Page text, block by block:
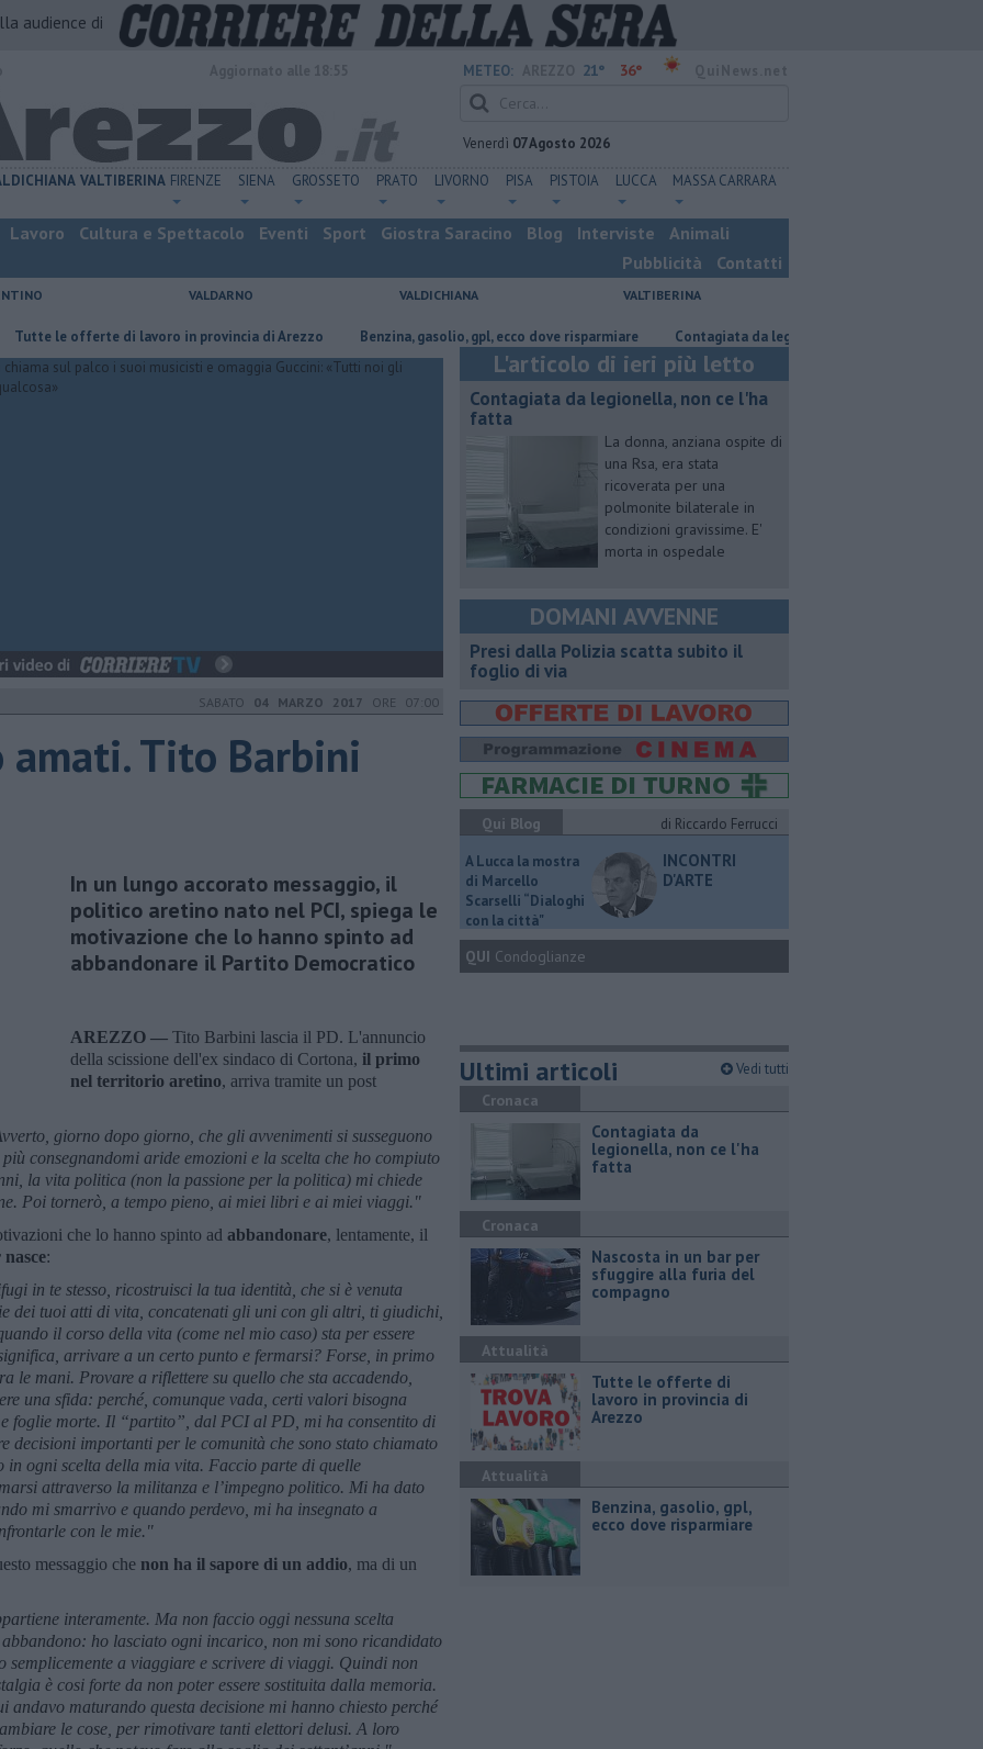
audience di
METEO: 21° 36°
Venerdì 07 Agosto 2026
VALTIBERINA FIRENZE SIENA GROSSETO PRATO LIVORNO PISA PISTOIA LUCCA MASSA CARRARA
Lavoro Cultura e Spettacolo Eventi Sport Giostra Saracino Blog Interviste
Animali
Pubblicità
Contatti
VALDARNO VALDICHIANA VALTIBERINA
di lavoro in provincia di Arezzo ​Benzina, gasolio, gpl, ecco dove risparmiare Contagiata da legionella, non ce l'ha fatta
SABATO 04 MARZO 2017 ORE 07:00
amati. Tito Barbini
In un lungo accorato messaggio, il
politico aretino nato nel PCI, spiega le
motivazione che lo hanno spinto ad
abbandonare il Partito Democratico
AREZZO — Tito Barbini lascia il PD. L'annuncio
della scissione dell'ex sindaco di Cortona, il primo
nel territorio aretino, arriva tramite un post
giorno dopo giorno, che gli avvenimenti si susseguono
consegnandomi aride emozioni e la scelta che ho compiuto
la vita politica (non la passione per la politica) mi chiede
Poi tornerò, a tempo pieno, ai miei libri e ai miei viaggi."
che lo hanno spinto ad abbandonare, lentamente, il
:
in te stesso, ricostruisci la tua identità, che si è venuta
dei tuoi atti di vita, concatenati gli uni con gli altri, ti giudichi,
il corso della vita (come nel mio caso) sta per essere
arrivare a un certo punto e fermarsi? Forse, in primo
le mani. Provare a riflettere su quello che sta accadendo,
una sfida: perché, comunque vada, certi valori bisogna
foglie morte. Il “partito”, dal PCI al PD, mi ha consentito di
decisioni importanti per le comunità che sono stato chiamato
in ogni scelta della mia vita. Faccio parte di quelle
attraverso la militanza e l’impegno politico. Mi ha dato
mi smarrivo e quando perdevo, mi ha insegnato a
con le mie."
messaggio che non ha il sapore di un addio, ma di un
interamente. Ma non faccio oggi nessuna scelta
ho lasciato ogni incarico, non mi sono ricandidato
a viaggiare e scrivere di viaggi. Quindi non
è cosi forte da non poter essere sostituita dalla memoria.
maturando questa decisione mi hanno chiesto perché
le cose, per rimotivare tanti elettori delusi. A loro
L'articolo di ieri più letto
Contagiata da legionella, non ce l'ha
fatta
La donna, anziana ospite di
una Rsa, era stata
ricoverata per una
polmonite bilaterale in
condizioni gravissime. E'
morta in ospedale
DOMANI AVVENNE
Presi dalla Polizia scatta subito il
foglio di via
Qui Blog
di Riccardo Ferrucci
A Lucca la mostra
di Marcello
Scarselli “Dialoghi
con la città"
INCONTRI
D'ARTE
QUI Condoglianze
Ultimi articoli Vedi tutti
Cronaca
Contagiata da
legionella, non ce l'ha
fatta
Cronaca
Nascosta in un bar per
sfuggire alla furia del
compagno
Attualità
​Tutte le offerte di
lavoro in provincia di
Arezzo
Attualità
​Benzina, gasolio, gpl,
ecco dove risparmiare